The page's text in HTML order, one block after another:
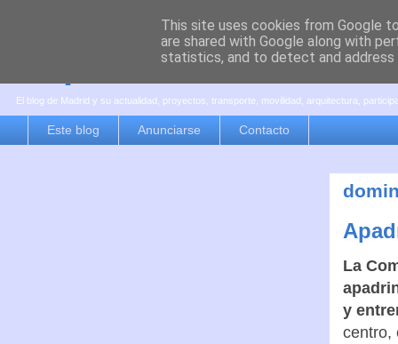
es por madrid
El blog de Madrid y su actualidad, proyectos, transporte, movilidad, arquitectura,
Este blog Anunciarse Contacto
La
y
centro,
This site uses cookies from Google
are shared with Google along with
statistics, and to detect and address